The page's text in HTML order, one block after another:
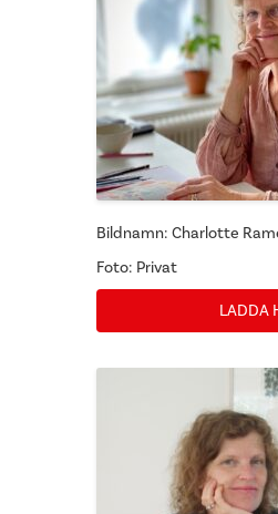
Bildnamn: Charlotte
Foto: Privat
LADDA